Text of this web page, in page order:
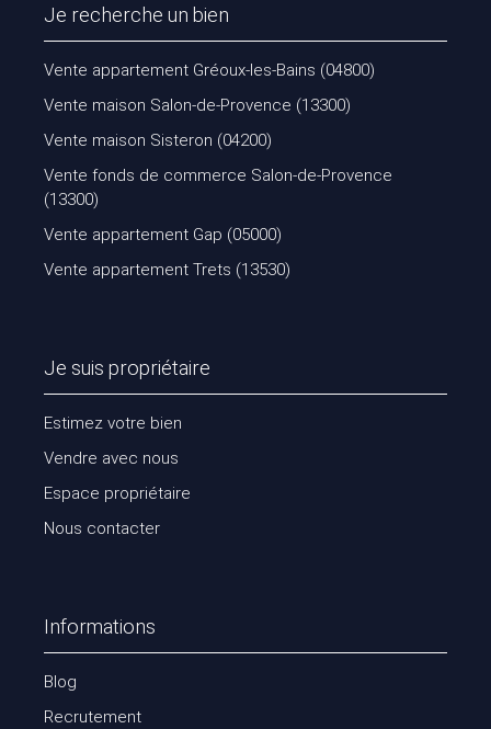
Je recherche un bien
Vente appartement Gréoux-les-Bains (04800)
Vente maison Salon-de-Provence (13300)
Vente maison Sisteron (04200)
Vente fonds de commerce Salon-de-Provence
(13300)
Vente appartement Gap (05000)
Vente appartement Trets (13530)
Je suis propriétaire
Estimez votre bien
Vendre avec nous
Espace propriétaire
Nous contacter
Informations
Blog
Recrutement